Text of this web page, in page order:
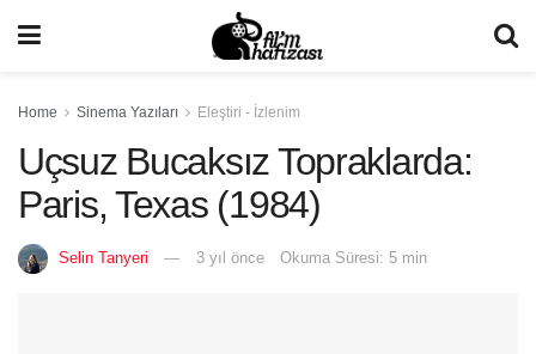
Home Sinema Yazıları Eleştiri - İzlenim
Uçsuz Bucaksız Topraklarda:
Paris, Texas (1984)
Selin Tanyeri 3 yıl önce Okuma Süresi: 5 min